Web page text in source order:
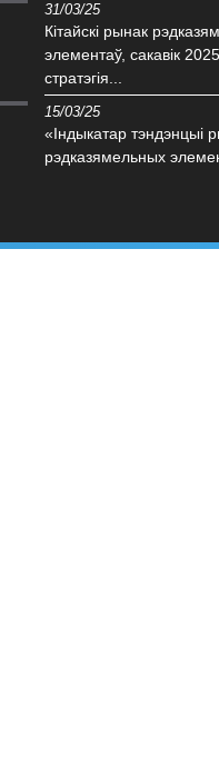
31/03/25
Кітайскі рынак
элементаў, сакавік 2025
стратэгія...
15/03/25
«Індыкатар тэндэнцыі
рэдказямельных